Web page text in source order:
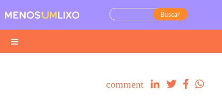
comment    